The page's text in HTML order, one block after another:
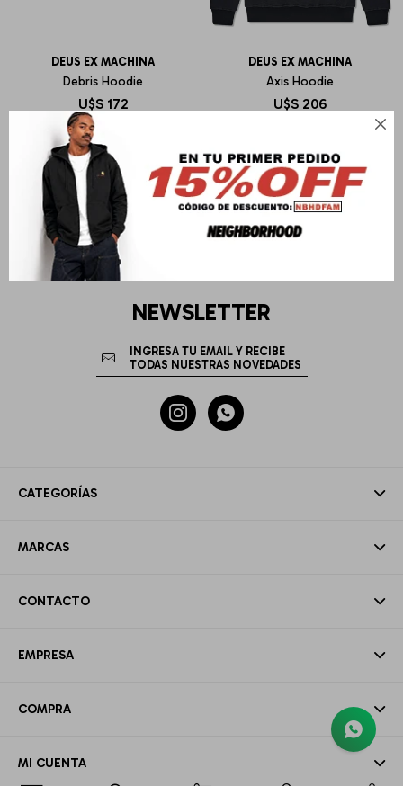

DEUS EX MACHINA
Debris Hoodie
U$S 172
DEUS EX MACHINA
Axis Hoodie
U$S 206
CATEGORÍAS
MARCAS
CONTACTO
EMPRESA
COMPRA
MI CUENTA
NEWSLETTER
 